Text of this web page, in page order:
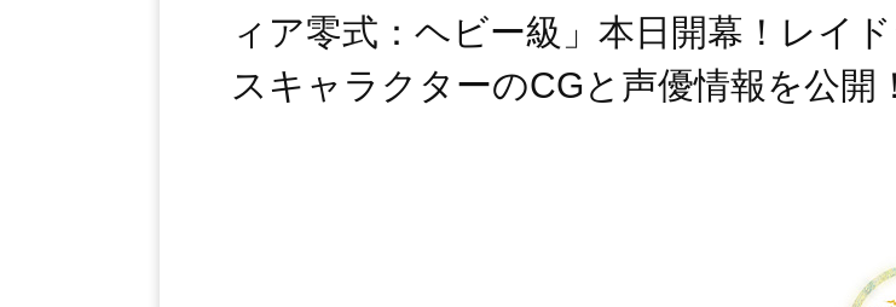
ィア零式：ヘビー級」本日開幕！レイ
スキャラクターのCGと声優情報を公開！